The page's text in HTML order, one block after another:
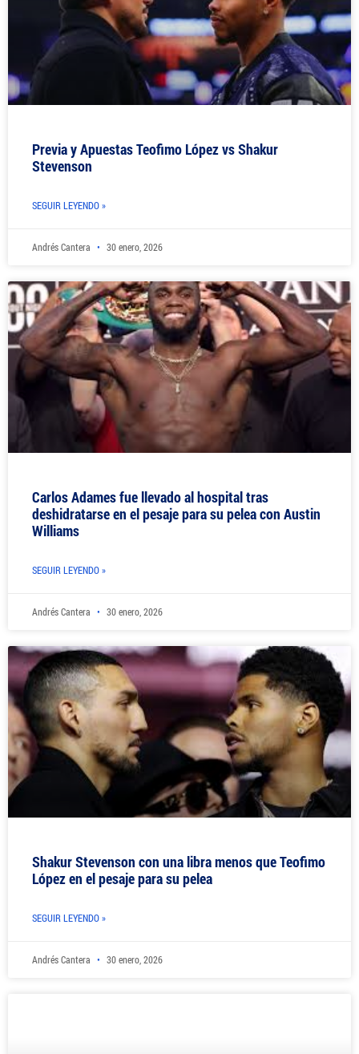
Previa y Apuestas Teofimo López vs Shakur
Stevenson
SEGUIR LEYENDO »
Andrés Cantera 30 enero, 2026
Carlos Adames fue llevado al hospital tras
deshidratarse en el pesaje para su pelea con Austin
Williams
SEGUIR LEYENDO »
Andrés Cantera 30 enero, 2026
Shakur Stevenson con una libra menos que Teofimo
López en el pesaje para su pelea
SEGUIR LEYENDO »
Andrés Cantera 30 enero, 2026